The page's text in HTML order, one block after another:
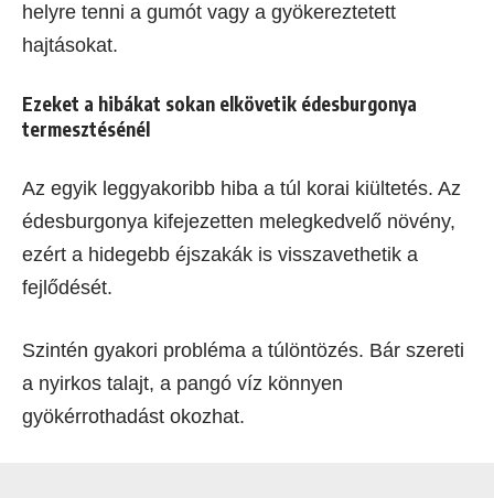
helyre tenni a gumót vagy a gyökereztetett
hajtásokat.
Ezeket a hibákat sokan elkövetik édesburgonya
termesztésénél
Az egyik leggyakoribb hiba a túl korai kiültetés. Az
édesburgonya kifejezetten melegkedvelő növény,
ezért a hidegebb éjszakák is visszavethetik a
fejlődését.
Szintén gyakori probléma a túlöntözés. Bár szereti
a nyirkos talajt, a pangó víz könnyen
gyökérrothadást okozhat.